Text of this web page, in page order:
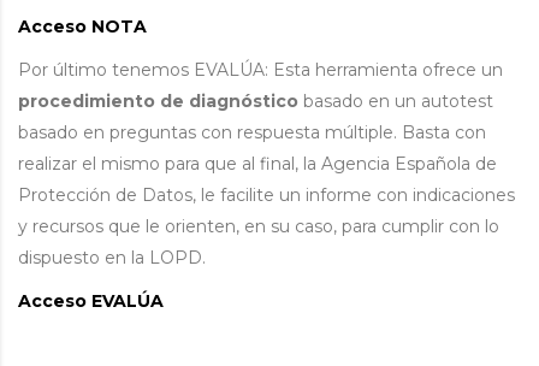
Acceso NOTA
Por último tenemos EVALÚA: Esta herramienta ofrece un
procedimiento de diagnóstico basado en un autotest
basado en preguntas con respuesta múltiple. Basta con
realizar el mismo para que al final, la Agencia Española de
Protección de Datos, le facilite un informe con indicaciones
y recursos que le orienten, en su caso, para cumplir con lo
dispuesto en la LOPD.
Acceso EVALÚA